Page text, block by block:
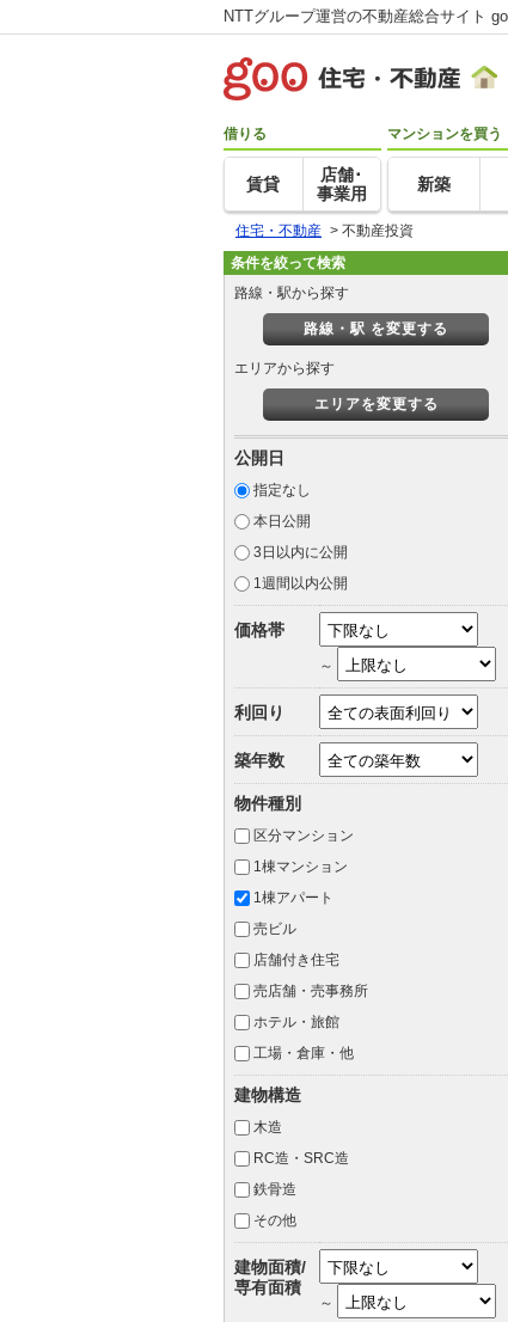
NTTグループ運営の不動産総合サイト
借りる
賃貸
店舗･
事業用
マンションを買う
新築
住宅・不動産 > 不動産投資
条件を絞って検索
路線・駅から探す
路線・駅 を変更する
エリアから探す
エリアを変更する
公開日
指定なし
本日公開
3日以内に公開
1週間以内公開
価格帯
～
利回り
築年数
物件種別
区分マンション
1棟マンション
1棟アパート
売ビル
店舗付き住宅
売店舗・売事務所
ホテル・旅館
工場・倉庫・他
建物構造
木造
RC造・SRC造
鉄骨造
その他
建物面積/
専有面積
～